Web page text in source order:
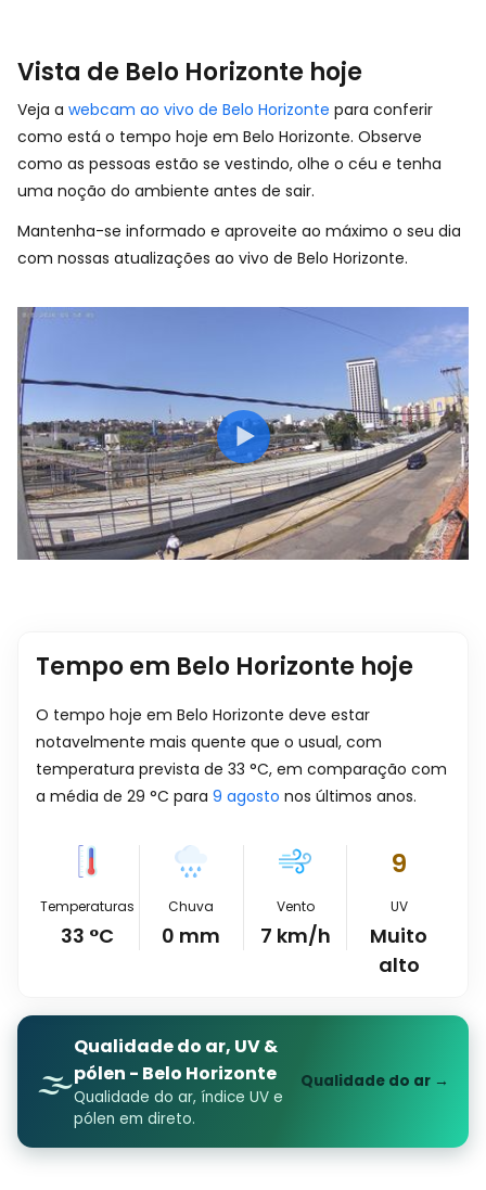
Vista de Belo Horizonte hoje
Veja a webcam ao vivo de Belo Horizonte para conferir
como está o tempo hoje em Belo Horizonte. Observe
como as pessoas estão se vestindo, olhe o céu e tenha
uma noção do ambiente antes de sair.
Mantenha-se informado e aproveite ao máximo o seu dia
com nossas atualizações ao vivo de Belo Horizonte.
Tempo em Belo Horizonte hoje
O tempo hoje em Belo Horizonte deve estar
notavelmente mais quente que o usual, com
temperatura prevista de 33 °C, em comparação com
a média de 29 °C para 9 agosto nos últimos anos.
Temperaturas
33 °C
Chuva
0 mm
Vento
7 km/h
9
UV
Muito
alto
🌫️
Qualidade do ar, UV &
pólen - Belo Horizonte
Qualidade do ar, índice UV e
pólen em direto.
Qualidade do ar →